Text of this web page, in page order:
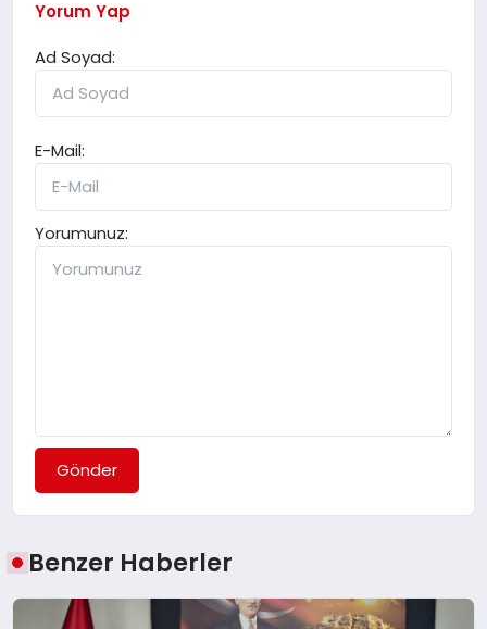
Yorum Yap
Ad Soyad:
E-Mail:
Yorumunuz:
Gönder
Benzer Haberler